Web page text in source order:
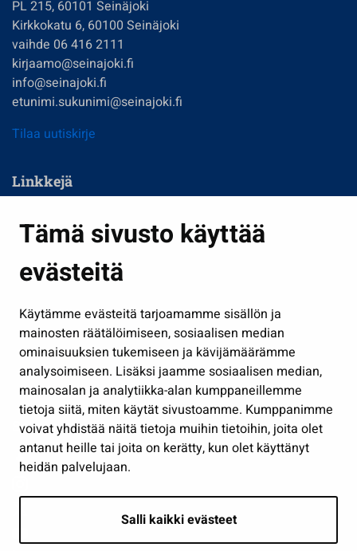
Tämä sivusto käyttää
evästeitä
Käytämme evästeitä tarjoamamme sisällön ja
mainosten räätälöimiseen, sosiaalisen median
ominaisuuksien tukemiseen ja kävijämäärämme
analysoimiseen. Lisäksi jaamme sosiaalisen median,
mainosalan ja analytiikka-alan kumppaneillemme
tietoja siitä, miten käytät sivustoamme. Kumppanimme
voivat yhdistää näitä tietoja muihin tietoihin, joita olet
antanut heille tai joita on kerätty, kun olet käyttänyt
heidän palvelujaan.
Salli kaikki evästeet
PL 215, 60101 Seinäjoki
Kirkkokatu 6, 60100 Seinäjoki
vaihde 06 416 2111
kirjaamo@seinajoki.fi
info@seinajoki.fi
etunimi.sukunimi@seinajoki.fi
Tilaa uutiskirje
Linkkejä
Kasvatus ja opetus
Kulttuuri ja liikunta
Työ ja yrittäminen
Osallistu ja asioi
Näytä omat evästeasetukseni
Seuraa meitä